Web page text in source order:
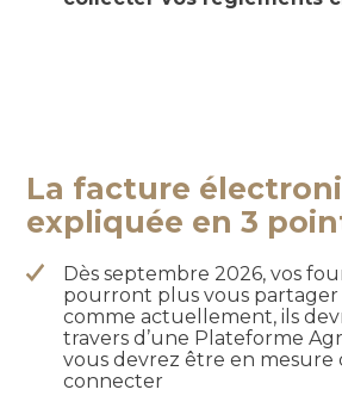
La facture
expliquée en 3
Dès septembre 2026, vos
pourront plus vous
comme actuellement, ils
travers d’une Plateforme
vous devrez être en mesure
connecter